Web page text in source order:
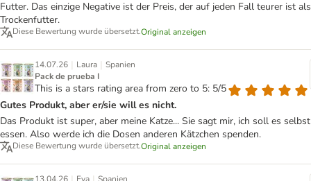
Futter. Das einzige Negative ist der Preis, der auf jeden Fall teurer ist als
Trockenfutter.
Diese Bewertung wurde übersetzt.Original anzeigen
14.07.26 | Laura | Spanien
Pack de prueba I
This is a stars rating area from zero to 5: 5/5
Gutes Produkt, aber er/sie will es nicht.
Das Produkt ist super, aber meine Katze... Sie sagt mir, ich soll es selbst
essen. Also werde ich die Dosen anderen Kätzchen spenden.
Diese Bewertung wurde übersetzt.Original anzeigen